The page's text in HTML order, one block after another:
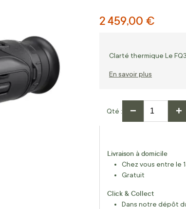
2 459,00 €
Clarté thermique Le
En savoir plus
Qté − +
Livraison à domicile
Chez vous entre le
Gratuit
Click & Collect
Dans notre dépôt